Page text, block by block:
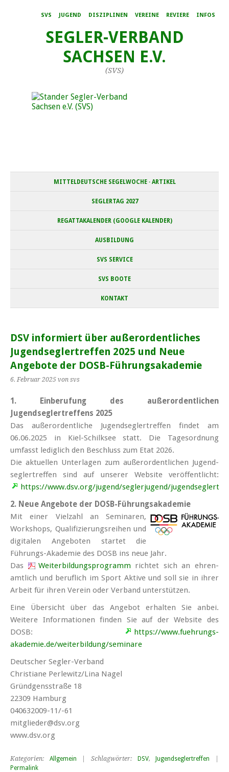
SVS JUGEND DISZIPLINEN VEREINE REVIERE INFOS
SEGLER-VERBAND
SACHSEN E.V.
(SVS)
MITTELDEUTSCHE SEGELWOCHE · ARTIKEL
SEGLERTAG 2027
REGATTAKALENDER (GOOGLE KALENDER)
AUSBILDUNG
SVS SERVICE
SVS BOOTE
KONTAKT
DSV informiert über außer­ordentliches
Jugend­segler­treffen 2025 und Neue
Angebote der DOSB-Führungs­akademie
6. Februar 2025 von svs
1. Einberufung des außerordentlichen
Jugendseglertreffens 2025
Das außerordentliche Jugend­segler­treffen findet am
06.06.2025 in Kiel-Schilksee statt. Die Tages­ordnung
umfasst lediglich den Beschluss zum Etat 2026.
Die aktuellen Unterlagen zum außerordentlichen Jugend­
segler­treffen sind auf unserer Website veröffentlicht:
https://www.dsv.org/jugend/seglerjugend/
2. Neue Angebote der DOSB-Führungsakademie
Mit einer Vielzahl an Seminaren,
Workshops, Qualifizierungs­reihen und
digitalen Angeboten startet die
Führungs-Akademie des DOSB ins neue Jahr.
Das
Weiter­bildungs­programm richtet sich an ehren­
amt­lich und beruf­lich im Sport Aktive und soll sie in ihrer
Arbeit für ihren Verein oder Verband unterstützen.
Eine Übersicht über das Angebot erhalten Sie anbei.
Weitere Informationen finden Sie auf der Website des
DOSB:
https://www.fuehrungs-
akademie.de/weiterbildung/seminare
Deutscher Segler-Verband
Christiane Perlewitz/Lina Nagel
Gründgensstraße 18
22309 Hamburg
040632009-11/-61
mitglieder@dsv.org
www.dsv.org
Kategorien: Allgemein | Schlagwörter: DSV, Jugendseglertreffen
Permalink